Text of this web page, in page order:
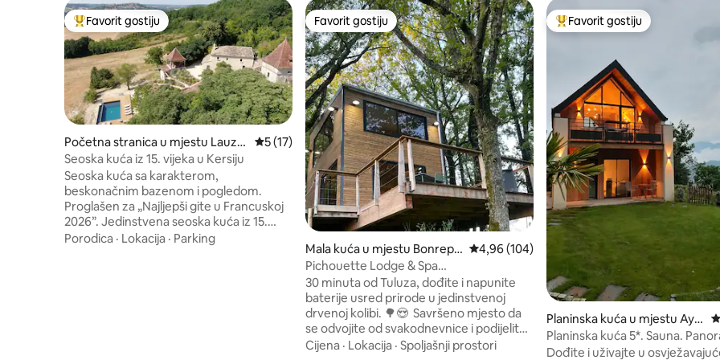
Glavni favorit gostiju
Favorit gostiju
Početna stranica u mjestu Lauze
rte
prosječna ocjena 5 od 5, recenzija: 17
5 (17)
Seoska kuća iz 15. vijeka u Kersiju
Seoska kuća sa karakterom,
beskonačnim bazenom i pogledom.
Proglašen za „Najljepši gite u Francuskoj
2026”. Jedinstvena seoska kuća iz 15.
veka, potpuno renovirana 2025. godine,
Porodica · Lokacija · Parking
Favorit gostiju
Favorit gostiju
Mala kuća u mjestu Bonrepo
s-sur-Aussonnelle
prosječna ocjena 4,96 od 5, recenzija: 104
4,96 (104)
Pichouette Lodge & Spa
@DOMAIN_pichouette
30 minuta od Tuluza, dođite i napunite
baterije usred prirode u jedinstvenoj
drvenoj kolibi. 🌳😍 Savršeno mjesto da
se odvojite od svakodnevnice i podijelite
jedinstven trenutak kao par❤️. Nakon što
Cijena · Lokacija · Spoljašnji prostori
Glavni favorit gostiju
Favorit gostiju
Planinska kuća u mjestu Ayr
os-Arbouix
Planinska kuća 5*. Sauna.
Klima-uređaj. Električni
Dođite i uživajte u